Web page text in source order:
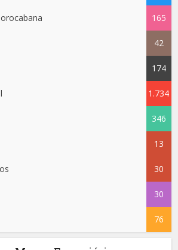
165
42
174
1.734
346
13
30
30
76